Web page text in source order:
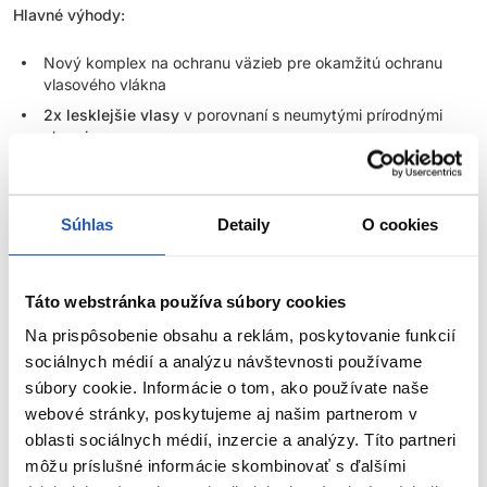
Súhlas Detaily O cookies
Táto webstránka používa súbory cookies
Na prispôsobenie obsahu a reklám, poskytovanie funkcií
sociálnych médií a analýzu návštevnosti používame
súbory cookie. Informácie o tom, ako používate naše
webové stránky, poskytujeme aj našim partnerom v
oblasti sociálnych médií, inzercie a analýzy. Títo partneri
môžu príslušné informácie skombinovať s ďalšími
Hlavné výhody:
Nový komplex na ochranu väzieb pre okamžitú ochranu
vlasového vlákna
2x lesklejšie vlasy v porovnaní s neumytými prírodnými
vlasmi
Vydržia až27 umytí+ bledne v tóne
Vytvorené pre jednoliate, prelínané, bohaté farebné
výšku tónu
Skvelé pre klientky, ktoré chcú pravidelne meniť svoju farbu
Až 50% krytie šedín
Pomer miešania:1 : 1 Super Sync +3% krémový oxidant Matrix
Aplikácia: suché alebo z 80% vysušené vlasy
ZOBRAZIŤ VIAC